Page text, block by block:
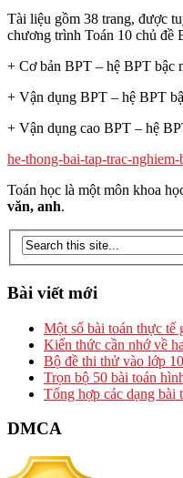
Tài liệu gồm 38 trang, được
chương trình Toán 10 chủ
+ Cơ bản BPT – hệ BPT bậc
+ Vận dụng BPT – hệ BPT
+ Vận dụng cao BPT – hệ
he-thong-bai-tap-trac-
Toán học là một môn khoa
văn, anh.
Bài viết mới
Một số bài toán thực tế
Kiến thức cần nhớ về
Bộ đề thi thử vào lớp
Trọn bộ 50 bài toán
Tổng hợp các dạng bài
DMCA